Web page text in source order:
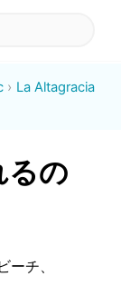
La Altagracia
の
チ、